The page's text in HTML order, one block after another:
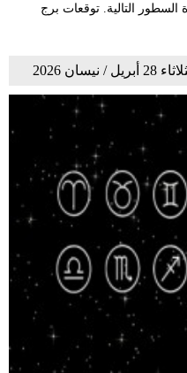
السطور التالية. توقعات برج
2026